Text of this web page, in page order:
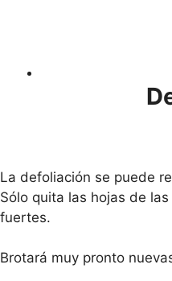
La defoliación se puede
Sólo quita las hojas de
fuertes.
Brotará muy pronto